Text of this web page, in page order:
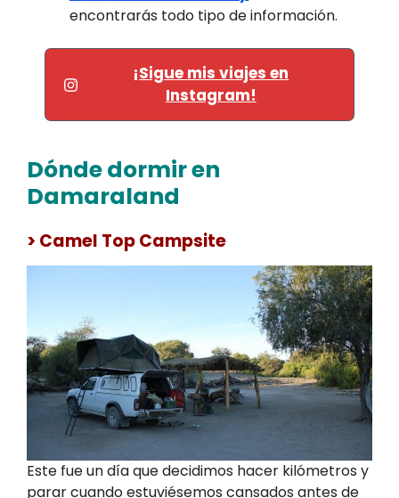
encontrarás todo tipo de información.
¡Sigue mis viajes en
Instagram!
Dónde dormir en
Damaraland
> Camel Top Campsite
Este fue un día que decidimos hacer kilómetros y
parar cuando estuviésemos cansados antes de